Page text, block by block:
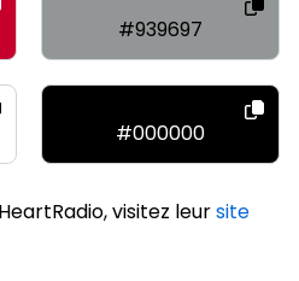
#939697
#000000
visitez leursite